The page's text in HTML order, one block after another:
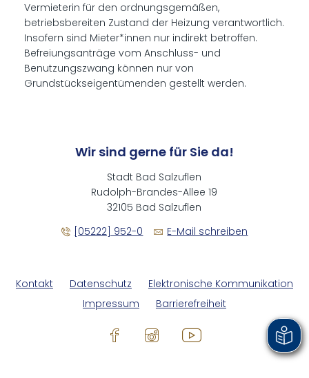
Vermieterin für den ordnungsgemäßen,
betriebsbereiten Zustand der Heizung verantwortlich.
Insofern sind Mieter*innen nur indirekt betroffen.
Befreiungsanträge vom Anschluss- und
Benutzungszwang können nur von
Grundstückseigentümenden gestellt werden.
Wir sind gerne für Sie da!
Stadt Bad Salzuflen
Rudolph-Brandes-Allee 19
32105 Bad Salzuflen
[05222] 952-0
E-Mail schreiben
Kontakt Datenschutz
Elektronische Kommunikation
Impressum
Barrierefreiheit